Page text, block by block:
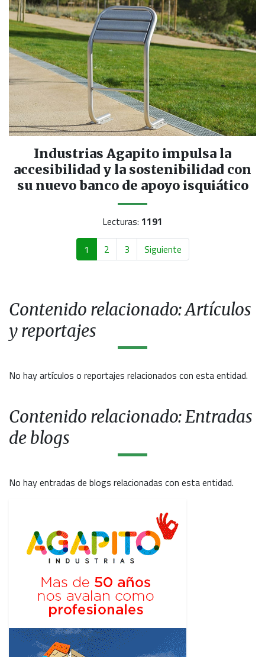
Industrias Agapito impulsa la
accesibilidad y la sostenibilidad con
su nuevo banco de apoyo isquiático
Lecturas: 1191
1
2 3 Siguiente
Contenido relacionado: Artículos
y reportajes
No hay artículos o reportajes relacionados con esta entidad.
Contenido relacionado: Entradas
de blogs
No hay entradas de blogs relacionadas con esta entidad.